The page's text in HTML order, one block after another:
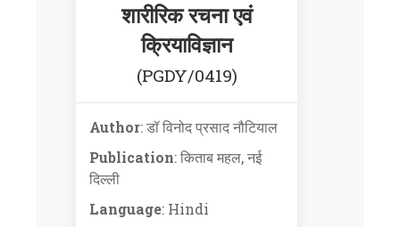
शारीरिक रचना एवं
क्रियाविज्ञान
(PGDY/0419)
Author: डॉ विनोद प्रसाद नौटियाल
Publication: किताब महल, नई
दिल्ली
Language: Hindi